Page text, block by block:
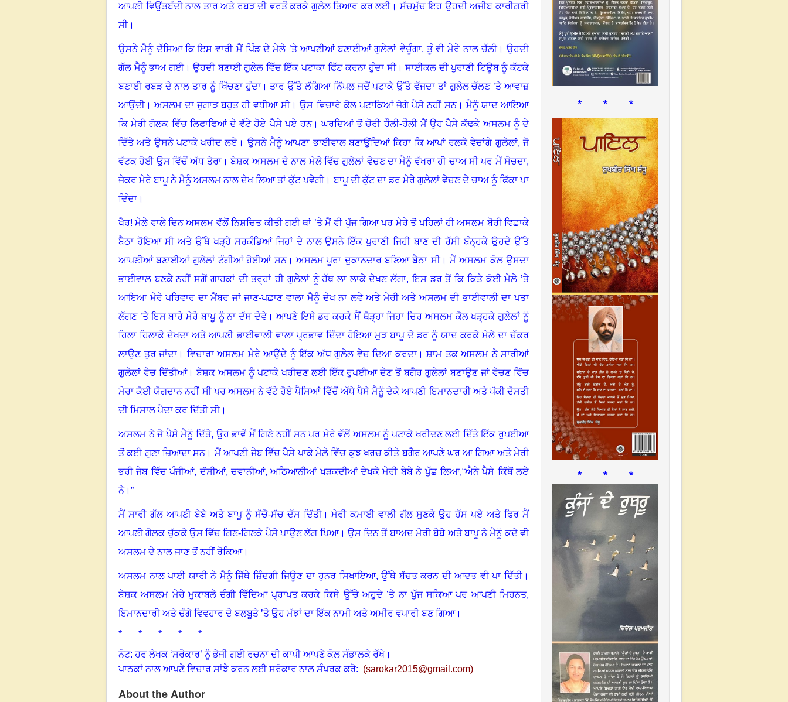
ਆਪਣੀ ਵਿਉਂਤਬੰਦੀ ਨਾਲ ਤਾਰ ਅਤੇ ਰਬੜ ਦੀ ਵਰਤੋਂ ਕਰਕੇ ਗੁਲੇਲ ਤਿਆਰ ਕਰ ਲਈ। ਸੱਚਮੁੱਚ ਇਹ ਉਹਦੀ ਅਜੀਬ ਕਾਰੀਗਰੀ
ਸੀ।
ਉਸਨੇ ਮੈਨੂੰ ਦੱਸਿਆ ਕਿ ਇਸ ਵਾਰੀ ਮੈਂ ਪਿੰਡ ਦੇ ਮੇਲੇ ’ਤੇ ਆਪਣੀਆਂ ਬਣਾਈਆਂ ਗੁਲੇਲਾਂ ਵੇਚੂੰਗਾ, ਤੂੰ ਵੀ ਮੇਰੇ ਨਾਲ ਚੱਲੀ। ਉਹਦੀ
ਗੱਲ ਮੈਨੂੰ ਭਾਅ ਗਈ।ਉਹਦੀ ਬਣਾਈ ਗੁਲੇਲ ਵਿੱਚ ਇੱਕ ਪਟਾਕਾ ਫਿੱਟ ਕਰਨਾ ਹੁੰਦਾ ਸੀ। ਸਾਈਕਲ ਦੀ ਪੁਰਾਣੀ ਟਿਊਬ ਨੂੰ ਕੱਟਕੇ
ਬਣਾਈ ਰਬੜ ਦੇ ਨਾਲ ਤਾਰ ਨੂੰ ਖਿੱਚਣਾ ਹੁੰਦਾ। ਤਾਰ ਉੱਤੇ ਲੱਗਿਆ ਨਿੱਪਲ ਜਦੋਂ ਪਟਾਕੇ ਉੱਤੇ ਵੱਜਦਾ ਤਾਂ ਗੁਲੇਲ ਚੱਲਣ ’ਤੇ ਆਵਾਜ਼
ਆਉਂਦੀ।ਅਸਲਮ ਦਾ ਜੁਗਾੜ ਬਹੁਤ ਹੀ ਵਧੀਆ ਸੀ।ਉਸ ਵਿਚਾਰੇ ਕੋਲ ਪਟਾਕਿਆਂ ਜੋਗੇ ਪੈਸੇ ਨਹੀਂ ਸਨ। ਮੈਨੂੰ ਯਾਦ ਆਇਆ
ਕਿ ਮੇਰੀ ਗੋਲਕ ਵਿੱਚ ਲਿਫਾਫਿਆਂ ਦੇ ਵੱਟੇ ਹੋਏ ਪੈਸੇ ਪਏ ਹਨ।ਘਰਦਿਆਂ ਤੋਂ ਚੋਰੀ ਹੌਲੀ-ਹੌਲੀ ਮੈਂ ਉਹ ਪੈਸੇ ਕੱਢਕੇ ਅਸਲਮ ਨੂੰ ਦੇ
ਦਿੱਤੇ ਅਤੇ ਉਸਨੇ ਪਟਾਕੇ ਖਰੀਦ ਲਏ । ਉਸਨੇ ਮੈਨੂੰ ਆਪਣਾ ਭਾਈਵਾਲ ਬਣਾਉਂਦਿਆਂ ਕਿਹਾ ਕਿ ਆਪਾਂ ਰਲਕੇ ਵੇਚਾਂਗੇ ਗੁਲੇਲਾਂ, ਜੋ
ਵੱਟਕ ਹੋਈ ਉਸ ਵਿੱਚੋਂ ਅੱਧ ਤੇਰਾ। ਬੇਸ਼ਕ ਅਸਲਮ ਦੇ ਨਾਲ ਮੇਲੇ ਵਿੱਚ ਗੁਲੇਲਾਂ ਵੇਚਣ ਦਾ ਮੈਨੂੰ ਵੱਖਰਾ ਹੀ ਚਾਅ ਸੀ ਪਰ ਮੈਂ ਸੋਚਦਾ,
ਜੇਕਰ ਮੇਰੇ ਬਾਪੂ ਨੇ ਮੈਨੂੰ ਅਸਲਮ ਨਾਲ ਦੇਖ ਲਿਆ ਤਾਂ ਕੁੱਟ ਪਵੇਗੀ।ਬਾਪੂ ਦੀ ਕੁੱਟ ਦਾ ਡਰ ਮੇਰੇ ਗੁਲੇਲਾਂ ਵੇਚਣ ਦੇ ਚਾਅ ਨੂੰ ਫਿੱਕਾ ਪਾ
ਦਿੰਦਾ ।
ਖੈਰ! ਮੇਲੇ ਵਾਲੇ ਦਿਨ ਅਸਲਮ ਵੱਲੋਂ ਨਿਸ਼ਚਿਤ ਕੀਤੀ ਗਈ ਥਾਂ ’ਤੇ ਮੈਂ ਵੀ ਪੁੱਜ ਗਿਆ ਪਰ ਮੇਰੇ ਤੋਂ ਪਹਿਲਾਂ ਹੀ ਅਸਲਮ ਬੋਰੀ ਵਿਛਾਕੇ
ਬੈਠਾ ਹੋਇਆ ਸੀ ਅਤੇ ਉੱਥੇ ਖੜ੍ਹੇ ਸਰਕੰਡਿਆਂ ਜਿਹਾਂ ਦੇ ਨਾਲ ਉਸਨੇ ਇੱਕ ਪੁਰਾਣੀ ਜਿਹੀ ਬਾਣ ਦੀ ਰੱਸੀ ਬੰਨ੍ਹਕੇ ਉਹਦੇ ਉੱਤੇ
ਆਪਣੀਆਂ ਬਣਾਈਆਂ ਗੁਲੇਲਾਂ ਟੰਗੀਆਂ ਹੋਈਆਂ ਸਨ।ਅਸਲਮ ਪੂਰਾ ਦੁਕਾਨਦਾਰ ਬਣਿਆ ਬੈਠਾ ਸੀ।ਮੈਂ ਅਸਲਮ ਕੋਲ ਉਸਦਾ
ਭਾਈਵਾਲ ਬਣਕੇ ਨਹੀਂ ਸਗੋਂ ਗਾਹਕਾਂ ਦੀ ਤਰ੍ਹਾਂ ਹੀ ਗੁਲੇਲਾਂ ਨੂੰ ਹੱਥ ਲਾ ਲਾਕੇ ਦੇਖਣ ਲੱਗਾ, ਇਸ ਡਰ ਤੋਂ ਕਿ ਕਿਤੇ ਕੋਈ ਮੇਲੇ ’ਤੇ
ਆਇਆ ਮੇਰੇ ਪਰਿਵਾਰ ਦਾ ਮੈਂਬਰ ਜਾਂ ਜਾਣ-ਪਛਾਣ ਵਾਲਾ ਮੈਨੂੰ ਦੇਖ ਨਾ ਲਵੇ ਅਤੇ ਮੇਰੀ ਅਤੇ ਅਸਲਮ ਦੀ ਭਾਈਵਾਲੀ ਦਾ ਪਤਾ
ਲੱਗਣ ’ਤੇ ਇਸ ਬਾਰੇ ਮੇਰੇ ਬਾਪੂ ਨੂੰ ਨਾ ਦੱਸ ਦੇਵੇ। ਆਪਣੇ ਇਸੇ ਡਰ ਕਰਕੇ ਮੈਂ ਥੋੜ੍ਹਾ ਜਿਹਾ ਚਿਰ ਅਸਲਮ ਕੋਲ ਖੜ੍ਹਕੇ ਗੁਲੇਲਾਂ ਨੂੰ
ਹਿਲਾ ਹਿਲਾਕੇ ਦੇਖਦਾ ਅਤੇ ਆਪਣੀ ਭਾਈਵਾਲੀ ਵਾਲਾ ਪ੍ਰਭਾਵ ਦਿੰਦਾ ਹੋਇਆ ਮੁੜ ਬਾਪੂ ਦੇ ਡਰ ਨੂੰ ਯਾਦ ਕਰਕੇ ਮੇਲੇ ਦਾ ਚੱਕਰ
ਲਾਉਣ ਤੁਰ ਜਾਂਦਾ । ਵਿਚਾਰਾ ਅਸਲਮ ਮੇਰੇ ਆਉਂਦੇ ਨੂੰ ਇੱਕ ਅੱਧ ਗੁਲੇਲ ਵੇਚ ਦਿਆ ਕਰਦਾ। ਸ਼ਾਮ ਤਕ ਅਸਲਮ ਨੇ ਸਾਰੀਆਂ
ਗੁਲੇਲਾਂ ਵੇਚ ਦਿੱਤੀਆਂ। ਬੇਸ਼ਕ ਅਸਲਮ ਨੂੰ ਪਟਾਕੇ ਖਰੀਦਣ ਲਈ ਇੱਕ ਰੁਪਈਆ ਦੇਣ ਤੋਂ ਬਗੈਰ ਗੁਲੇਲਾਂ ਬਣਾਉਣ ਜਾਂ ਵੇਚਣ ਵਿੱਚ
ਮੇਰਾ ਕੋਈ ਯੋਗਦਾਨ ਨਹੀਂ ਸੀ ਪਰ ਅਸਲਮ ਨੇ ਵੱਟੇ ਹੋਏ ਪੈਸਿਆਂ ਵਿੱਚੋਂ ਅੱਧੇ ਪੈਸੇ ਮੈਨੂੰ ਦੇਕੇ ਆਪਣੀ ਇਮਾਨਦਾਰੀ ਅਤੇ ਪੱਕੀ ਦੋਸਤੀ
ਦੀ ਮਿਸਾਲ ਪੈਦਾ ਕਰ ਦਿੱਤੀ ਸੀ।
ਅਸਲਮ ਨੇ ਜੋ ਪੈਸੇ ਮੈਨੂੰ ਦਿੱਤੇ, ਉਹ ਭਾਵੇਂ ਮੈਂ ਗਿਣੇ ਨਹੀਂ ਸਨ ਪਰ ਮੇਰੇ ਵੱਲੋਂ ਅਸਲਮ ਨੂੰ ਪਟਾਕੇ ਖਰੀਦਣ ਲਈ ਦਿੱਤੇ ਇੱਕ ਰੁਪਈਆ
ਤੋਂ ਕਈ ਗੁਣਾ ਜ਼ਿਆਦਾ ਸਨ। ਮੈਂ ਆਪਣੀ ਜੇਬ ਵਿੱਚ ਪੈਸੇ ਪਾਕੇ ਮੇਲੇ ਵਿੱਚ ਕੁਝ ਖਰਚ ਕੀਤੇ ਬਗੈਰ ਆਪਣੇ ਘਰ ਆ ਗਿਆ ਅਤੇ ਮੇਰੀ
ਭਰੀ ਜੇਬ ਵਿੱਚ ਪੰਜੀਆਂ, ਦੱਸੀਆਂ, ਚਵਾਨੀਆਂ, ਅਠਿਆਨੀਆਂ ਖੜਕਦੀਆਂ ਦੇਖਕੇ ਮੇਰੀ ਬੇਬੇ ਨੇ ਪੁੱਛ ਲਿਆ,“ਐਨੇ ਪੈਸੇ ਕਿੱਥੋਂ ਲਏ
ਨੇ। ”
ਮੈਂ ਸਾਰੀ ਗੱਲ ਆਪਣੀ ਬੇਬੇ ਅਤੇ ਬਾਪੂ ਨੂੰ ਸੱਚੋ-ਸੱਚ ਦੱਸ ਦਿੱਤੀ।ਮੇਰੀ ਕਮਾਈ ਵਾਲੀ ਗੱਲ ਸੁਣਕੇ ਉਹ ਹੱਸ ਪਏ ਅਤੇ ਫਿਰ ਮੈਂ
ਆਪਣੀ ਗੋਲਕ ਚੁੱਕਕੇ ਉਸ ਵਿੱਚ ਗਿਣ-ਗਿਣਕੇ ਪੈਸੇ ਪਾਉਣ ਲੱਗ ਪਿਆ। ਉਸ ਦਿਨ ਤੋਂ ਬਾਅਦ ਮੇਰੀ ਬੇਬੇ ਅਤੇ ਬਾਪੂ ਨੇ ਮੈਨੂੰ ਕਦੇ ਵੀ
ਅਸਲਮ ਦੇ ਨਾਲ ਜਾਣ ਤੋਂ ਨਹੀਂ ਰੋਕਿਆ।
ਅਸਲਮ ਨਾਲ ਪਾਈ ਯਾਰੀ ਨੇ ਮੈਨੂੰ ਜਿੱਥੇ ਜ਼ਿੰਦਗੀ ਜਿਊਣ ਦਾ ਹੁਨਰ ਸਿਖਾਇਆ, ਉੱਥੇ ਬੱਚਤ ਕਰਨ ਦੀ ਆਦਤ ਵੀ ਪਾ ਦਿੱਤੀ।
ਬੇਸ਼ਕ ਅਸਲਮ ਮੇਰੇ ਮੁਕਾਬਲੇ ਚੰਗੀ ਵਿੱਦਿਆ ਪ੍ਰਾਪਤ ਕਰਕੇ ਕਿਸੇ ਉੱਚੇ ਅਹੁਦੇ ’ਤੇ ਨਾ ਪੁੱਜ ਸਕਿਆ ਪਰ ਆਪਣੀ ਮਿਹਨਤ,
ਇਮਾਨਦਾਰੀ ਅਤੇ ਚੰਗੇ ਵਿਵਹਾਰ ਦੇ ਬਲਬੂਤੇ ’ਤੇ ਉਹ ਮੱਝਾਂ ਦਾ ਇੱਕ ਨਾਮੀ ਅਤੇ ਅਮੀਰ ਵਪਾਰੀ ਬਣ ਗਿਆ।
* * * * *
ਨੋਟ: ਹਰ ਲੇਖਕ ‘ਸਰੋਕਾਰ’ ਨੂੰ ਭੇਜੀ ਗਈ ਰਚਨਾ ਦੀ ਕਾਪੀ ਆਪਣੇ ਕੋਲ ਸੰਭਾਲਕੇ ਰੱਖੇ।
ਪਾਠਕਾਂ ਨਾਲ ਆਪਣੇ ਵਿਚਾਰ ਸਾਂਝੇ ਕਰਨ ਲਈ ਸਰੋਕਾਰ ਨਾਲ ਸੰਪਰਕ ਕਰੋ: (sarokar2015@gmail.com)
About the Author
* * *
* * *